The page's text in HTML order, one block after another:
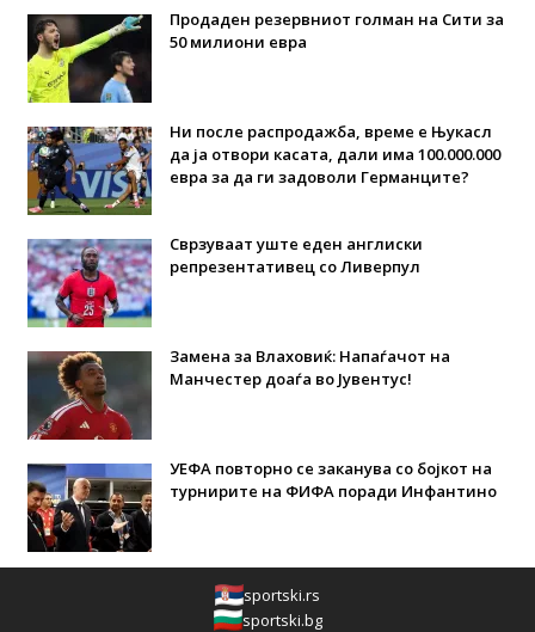
Продаден резервниот голман на Сити за
50 милиони евра
Ни после распродажба, време е Њукасл
да ја отвори касата, дали има 100.000.000
евра за да ги задоволи Германците?
Сврзуваат уште еден англиски
репрезентативец со Ливерпул
Замена за Влаховиќ: Напаѓачот на
Манчестер доаѓа во Јувентус!
УЕФА повторно се заканува со бојкот на
турнирите на ФИФА поради Инфантино
sportski.rs
sportski.bg